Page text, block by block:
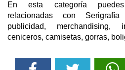
En esta categoría
relacionadas con
publicidad, merchandising,
ceniceros, camisetas, gorras,